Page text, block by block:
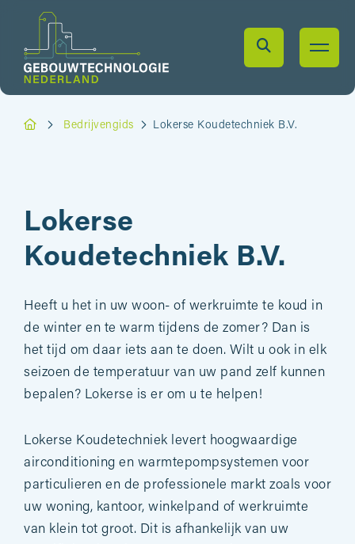
Bedrijvengids Lokerse Koudetechniek B.V.
Lokerse
Koudetechniek B.V.
Heeft u het in uw woon- of werkruimte te koud in
de winter en te warm tijdens de zomer? Dan is
het tijd om daar iets aan te doen. Wilt u ook in elk
seizoen de temperatuur van uw pand zelf kunnen
bepalen? Lokerse is er om u te helpen!
Lokerse Koudetechniek levert hoogwaardige
airconditioning en warmtepompsystemen voor
particulieren en de professionele markt zoals voor
uw woning, kantoor, winkelpand of werkruimte
van klein tot groot. Dit is afhankelijk van uw